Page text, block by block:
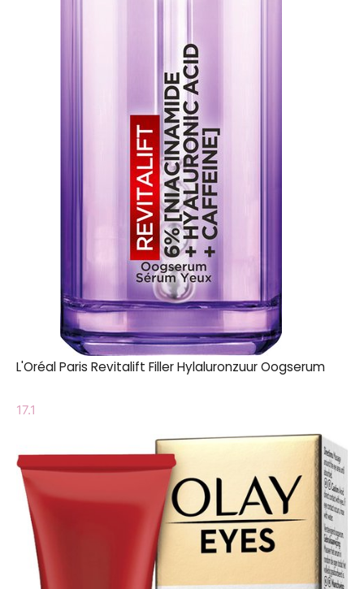
L'Oréal Paris Revitalift Filler Hylaluronzuur Oogserum
17.1